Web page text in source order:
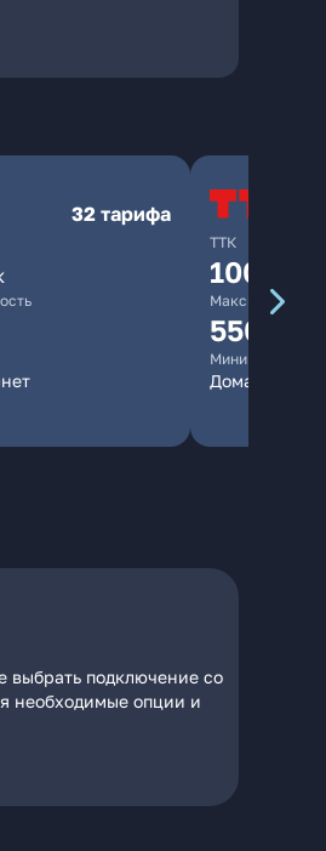
32 тарифа
ТТК
100
Максимальная
550
Минимальная
Домашний
выбрать подключение со
необходимые опции и